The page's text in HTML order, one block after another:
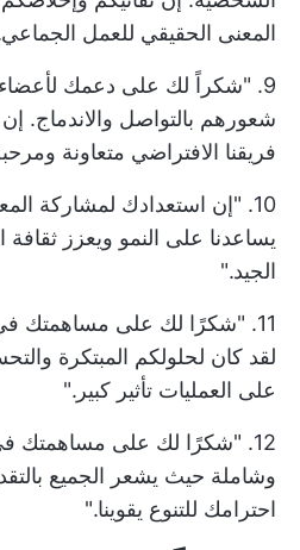
المعنى الحقيقي للعمل
9. "شكراً لك على دعمك
شعورهم بالتواصل والاندماج.
فريقنا الافتراضي متعاونة
10. "إن استعدادك لمشاركة
يساعدنا على النمو ويعزز ثقافة
الجيد."
11. "شكرًا لك على مساهمتك في
لقد كان لحلولكم المبتكرة
على العمليات تأثير كبير."
12. "شكرًا لك على مساهمتك
وشاملة حيث يشعر الجميع
احترامك للتنوع يقوينا."